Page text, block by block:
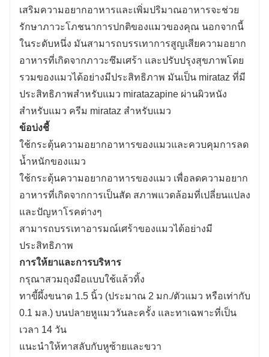
เสริมความอยากอาหารและเพิ่มปริมาณอาหารจะช่วย
รักษาภาวะโภชนาการปกติของแมวของคุณ นอกจากนี้
ในระดับหนึ่ง มันสามารถบรรเทาการสูญเสียความอยาก
อาหารที่เกิดจากภาวะซึมเศร้า และปรับปรุงสุขภาพโดย
รวมของแมวได้อย่างมีประสิทธิภาพ มันเป็น mirataz ที่มี
ประสิทธิภาพสำหรับแมว miratazapine ผ่านผิวหนัง
สำหรับแมว ครีม mirataz สำหรับแมว
ข้อบ่งชี้
ใช้กระตุ้นความอยากอาหารของแมวและควบคุมการลด
น้ำหนักของแมว
ใช้กระตุ้นความอยากอาหารของแมว เพื่อลดความอยาก
อาหารที่เกิดจากการเป็นสัด สภาพแวดล้อมที่เปลี่ยนแปลง
และปัญหาโรคต่างๆ
สามารถบรรเทาอารมณ์เศร้าของแมวได้อย่างมี
ประสิทธิภาพ
การให้ยาและการบริหาร
กรุณาสวมถุงมือแบบใช้แล้วทิ้ง
ทาขี้ผึ้งขนาด 1.5 นิ้ว (ประมาณ 2 มก./ตัวแมว หรือเท่ากับ
0.1 มล.) บนปลายหูแมววันละครั้ง และทาเฉพาะที่เป็น
เวลา 14 วัน
แนะนำให้ทาสลับกับหูซ้ายและขวา